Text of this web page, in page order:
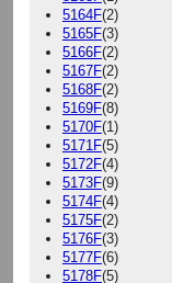
5164F(2)
5165F(3)
5166F(2)
5167F(2)
5168F(2)
5169F(8)
5170F(1)
5171F(5)
5172F(4)
5173F(9)
5174F(4)
5175F(2)
5176F(3)
5177F(6)
5178F(5)